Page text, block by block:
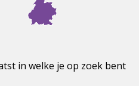
in welke je op zoek bent